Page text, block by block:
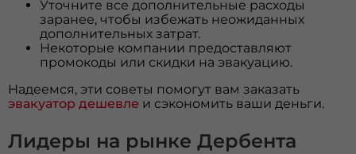
Уточните все дополнительные расходы
заранее, чтобы избежать неожиданных
дополнительных затрат.
Некоторые компании предоставляют
промокоды или скидки на эвакуацию.
Надеемся, эти советы помогут вам заказать
эвакуатор дешевле и сэкономить ваши деньги.
Лидеры на рынке Дербента